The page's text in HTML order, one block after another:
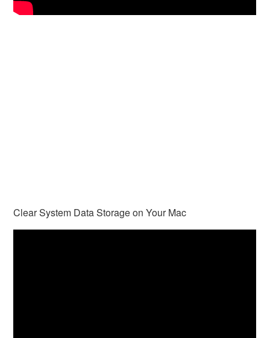
Clear System Data Storage on Your Mac